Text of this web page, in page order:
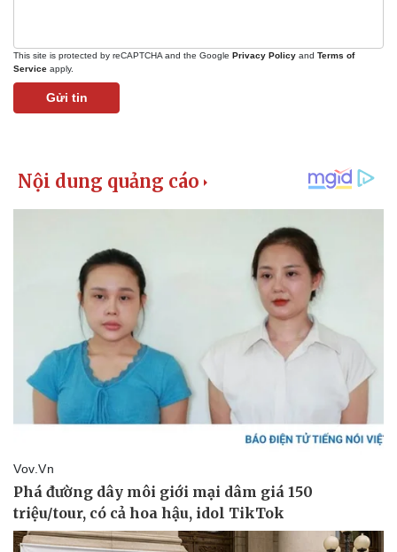
Tỷ giá
This site is protected by reCAPTCHA and the Google Privacy Policy and Terms of
Service apply.
Gửi tin